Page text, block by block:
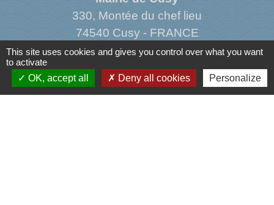
330, Montée du chef lieu
74540 Cusy - FRANCE
+33 4 50 52 50 48
Contact par formulaire
This site uses cookies and gives you control over what you want
to activate
OK, accept all
Deny all cookies Personalize